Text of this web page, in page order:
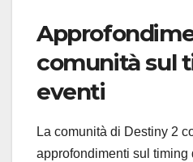
comunità sul
eventi
La comunità di Destiny 2
approfondimenti sul